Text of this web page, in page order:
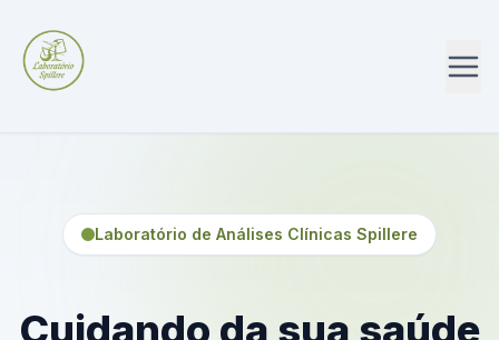
Laboratório de Análises Clínicas Spillere
Cuidando da sua saúde